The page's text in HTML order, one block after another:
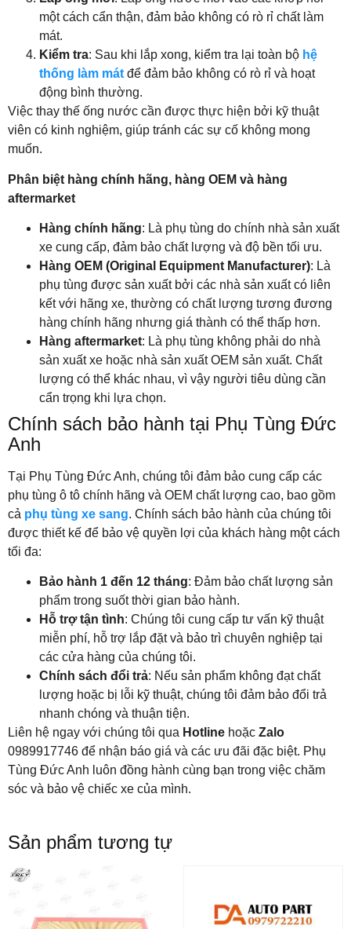
một cách cẩn thận, đảm bảo không có rò rỉ chất làm
mát.
Kiểm tra: Sau khi lắp xong, kiểm tra lại toàn bộ hệ
thống làm mát để đảm bảo không có rò rỉ và hoạt
động bình thường.
Việc thay thế ống nước cần được thực hiện bởi kỹ thuật
viên có kinh nghiệm, giúp tránh các sự cố không mong
muốn.
Phân biệt hàng chính hãng, hàng OEM và hàng
aftermarket
Hàng chính hãng: Là phụ tùng do chính nhà sản xuất
xe cung cấp, đảm bảo chất lượng và độ bền tối ưu.
Hàng OEM (Original Equipment Manufacturer): Là
phụ tùng được sản xuất bởi các nhà sản xuất có liên
kết với hãng xe, thường có chất lượng tương đương
hàng chính hãng nhưng giá thành có thể thấp hơn.
Hàng aftermarket: Là phụ tùng không phải do nhà
sản xuất xe hoặc nhà sản xuất OEM sản xuất. Chất
lượng có thể khác nhau, vì vậy người tiêu dùng cần
cẩn trọng khi lựa chọn.
Chính sách bảo hành tại Phụ Tùng Đức
Anh
Tại Phụ Tùng Đức Anh, chúng tôi đảm bảo cung cấp các
phụ tùng ô tô chính hãng và OEM chất lượng cao, bao gồm
cả phụ tùng xe sang. Chính sách bảo hành của chúng tôi
được thiết kế để bảo vệ quyền lợi của khách hàng một cách
tối đa:
Bảo hành 1 đến 12 tháng: Đảm bảo chất lượng sản
phẩm trong suốt thời gian bảo hành.
Hỗ trợ tận tình: Chúng tôi cung cấp tư vấn kỹ thuật
miễn phí, hỗ trợ lắp đặt và bảo trì chuyên nghiệp tại
các cửa hàng của chúng tôi.
Chính sách đổi trả: Nếu sản phẩm không đạt chất
lượng hoặc bị lỗi kỹ thuật, chúng tôi đảm bảo đổi trả
nhanh chóng và thuận tiện.
Liên hệ ngay với chúng tôi qua Hotline hoặc Zalo
0989917746 để nhận báo giá và các ưu đãi đặc biệt. Phụ
Tùng Đức Anh luôn đồng hành cùng bạn trong việc chăm
sóc và bảo vệ chiếc xe của mình.
Sản phẩm tương tự